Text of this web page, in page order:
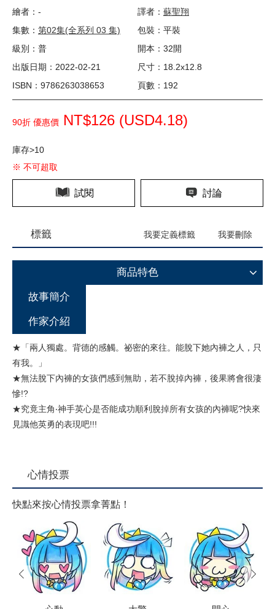
繪者：-
譯者： 蘇聖翔
集數： 第02集(全系列 03 集)
包裝：平裝
級別：普
開本：32開
出版日期：2022-02-21
尺寸：18.2x12.8
ISBN：9786263038653
頁數：192
90折 優惠價 NT$126 (USD4.18)
庫存>10
※ 不可超取
試閱 討論
標籤 我要定義標籤 我要刪除
商品特色
故事簡介
作家介紹
★「兩人獨處。背德的感觸。祕密的來往。能脫下她內褲之人，只
有我。」
★無法脫下內褲的女孩們感到無助，若不脫掉內褲，後果將會很淒
慘!?
★究竟主角‧神手英心是否能成功順利脫掉所有女孩的內褲呢?快來
見識他英勇的表現吧!!!
心情投票
快點來按心情投票拿菁點！
prev next